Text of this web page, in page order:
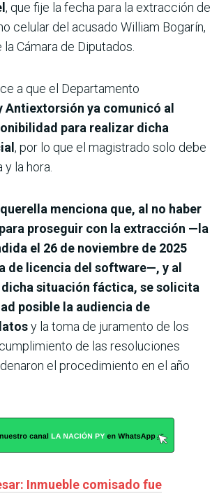
, que fije la fecha para la extracción de
celular del acusado William Bogarín,
Cámara de Diputados.
a que el Departamento
Antiextorsión ya comunicó al
para realizar dicha
, por lo que el magistrado solo debe
la hora.
menciona que, al no haber
proseguir con la extracción —la
el 26 de noviembre de 2025
de licencia del software—, y al
dicha situación fáctica, se solicita
posible la audiencia de
y la toma de juramento de los
de las resoluciones
el procedimiento en el año
Inmueble comisado fue